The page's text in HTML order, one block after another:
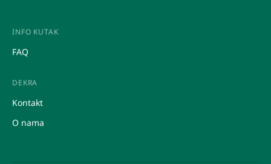
Posredovanje
Študentska dela
INFO KUTAK
FAQ
DEKRA
Kontakt
O nama